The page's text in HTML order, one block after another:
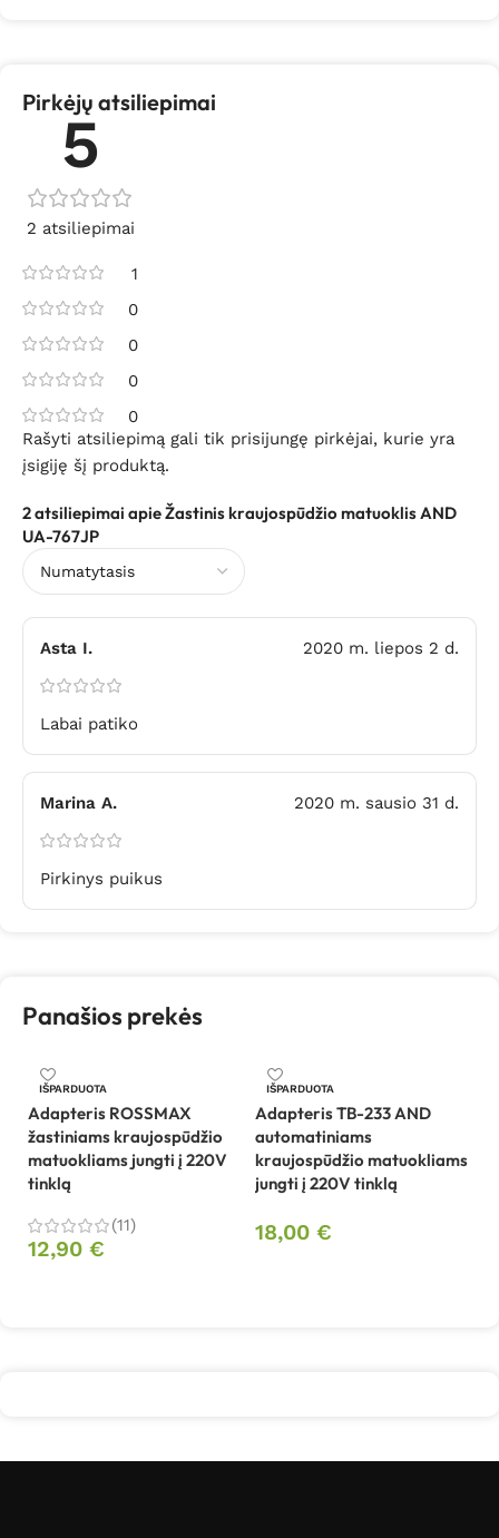
Pirkėjų atsiliepimai
5
2 atsiliepimai
1
0
0
0
0
2 atsiliepimai apieŽastinis kraujospūdžio matuoklis AND
UA-767JP
Asta I. 2020 m. liepos 2 d.
Labai patiko
Marina A. 2020 m. sausio 31 d.
Pirkinys puikus
Rašyti atsiliepimą gali tik prisijungę pirkėjai, kurie yra
įsigiję šį produktą.
Panašios prekės
IŠPARDUOTA
Adapteris ROSSMAX
žastiniams kraujospūdžio
matuokliams jungti į 220V
tinklą
(11)
12,90 €
IŠPARDUOTA
Adapteris TB-233 AND
automatiniams
kraujospūdžio matuokliams
jungti į 220V tinklą
18,00 €